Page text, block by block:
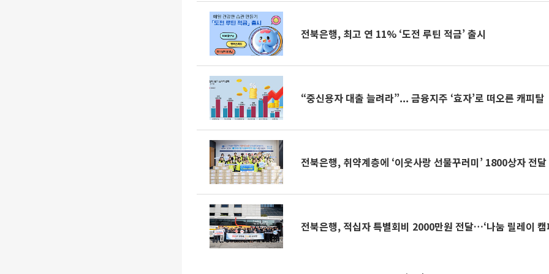
전북은행, 최고 연 11% ‘도전 루틴 적금’ 출시
“중신용자 대출 늘려라”... 금융지주 ‘효자’로 떠오른 캐피탈
전북은행, 취약계층에 ‘이웃사랑 선물꾸러미’ 1800상자 전달
전북은행, 적십자 특별회비 2000만원 전달…‘나눔 릴레이 캠